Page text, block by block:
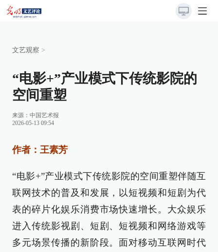
文艺观察 >
“电影+”产业模式下传统影院的
空间重塑
来源： 中国艺术报
2026-05-13 09:54
作者：王素芳
“电影+”产业模式下传统影院的空间重塑伴随互
联网技术的普及和发展，以短视频和短剧为代
表的碎片化娱乐消费市场快速增长。大众娱乐
进入传统影视剧、短剧、短视频和网络游戏等
多元场景传播的新阶段。面对移动互联网时代